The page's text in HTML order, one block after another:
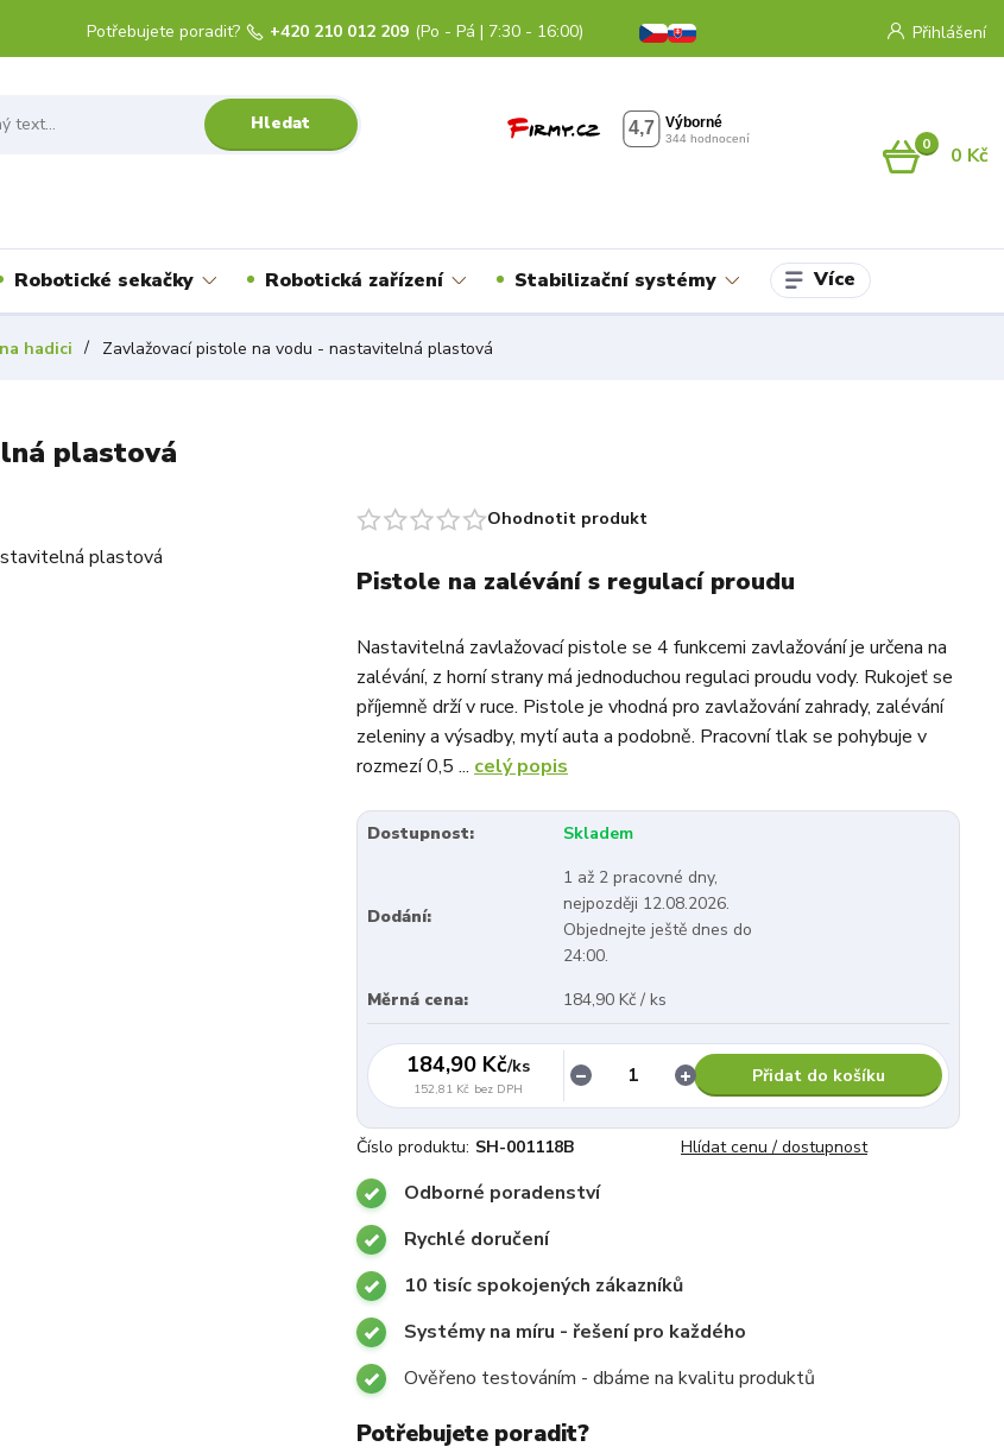
Přihlášení
Hledat
Potřebujete poradit? +420 210 012 209 (Po - Pá | 7:30 - 16:00)
0 0 Kč
Robotické sekačky Robotická zařízení Stabilizační systémy Více
hadici Zavlažovací pistole na vodu - nastavitelná plastová
plastová
Ohodnotit produkt
Pistole na zalévání s regulací proudu
Nastavitelná zavlažovací pistole se 4 funkcemi zavlažování je určena na
zalévání, z horní strany má jednoduchou regulaci proudu vody. Rukojeť se
příjemně drží v ruce. Pistole je vhodná pro zavlažování zahrady, zalévání
zeleniny a výsadby, mytí auta a podobně. Pracovní tlak se pohybuje v
rozmezí 0,5 ... celý popis
Dostupnost: Skladem
Dodání:
1 až 2 pracovné dny,
nejpozději 12.08.2026.
Objednejte ještě dnes do
24:00.
Měrná cena:
184,90 Kč / ks
184,90 Kč/ks
152,81 Kč bez DPH
Přidat do košíku
Číslo produktu: SH-001118B Hlídat cenu / dostupnost
Odborné poradenství
Rychlé doručení
10 tisíc spokojených zákazníků
Systémy na míru - řešení pro každého
Ověřeno testováním - dbáme na kvalitu produktů
Potřebujete poradit?